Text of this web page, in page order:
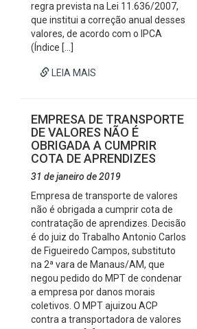
regra prevista na Lei 11.636/2007,
que institui a correção anual desses
valores, de acordo com o IPCA
(Índice […]
LEIA MAIS
EMPRESA DE TRANSPORTE
DE VALORES NÃO É
OBRIGADA A CUMPRIR
COTA DE APRENDIZES
31 de janeiro de 2019
Empresa de transporte de valores
não é obrigada a cumprir cota de
contratação de aprendizes. Decisão
é do juiz do Trabalho Antonio Carlos
de Figueiredo Campos, substituto
na 2ª vara de Manaus/AM, que
negou pedido do MPT de condenar
a empresa por danos morais
coletivos. O MPT ajuizou ACP
contra a transportadora de valores